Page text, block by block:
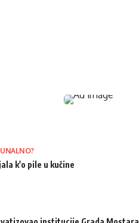
k'o pile u kučine